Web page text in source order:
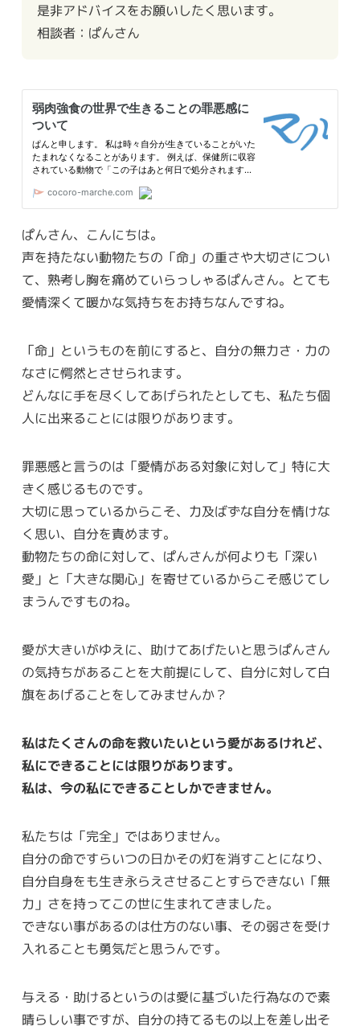
是非アドバイスをお願いしたく思います。
相談者：ぱんさん
ぱんさん、こんにちは。
声を持たない動物たちの「命」の重さや大切さについ
て、熟考し胸を痛めていらっしゃるぱんさん。とても
愛情深くて暖かな気持ちをお持ちなんですね。
「命」というものを前にすると、自分の無力さ・力の
なさに愕然とさせられます。
どんなに手を尽くしてあげられたとしても、私たち個
人に出来ることには限りがあります。
罪悪感と言うのは「愛情がある対象に対して」特に大
きく感じるものです。
大切に思っているからこそ、力及ばずな自分を情けな
く思い、自分を責めます。
動物たちの命に対して、ぱんさんが何よりも「深い
愛」と「大きな関心」を寄せているからこそ感じてし
まうんですものね。
愛が大きいがゆえに、助けてあげたいと思うぱんさん
の気持ちがあることを大前提にして、自分に対して白
旗をあげることをしてみませんか？
私はたくさんの命を救いたいという愛があるけれど、
私にできることには限りがあります。
私は、今の私にできることしかできません。
私たちは「完全」ではありません。
自分の命ですらいつの日かその灯を消すことになり、
自分自身をも生き永らえさせることすらできない「無
力」さを持ってこの世に生まれてきました。
できない事があるのは仕方のない事、その弱さを受け
入れることも勇気だと思うんです。
与える・助けるというのは愛に基づいた行為なので素
晴らしい事ですが、自分の持てるもの以上を差し出そ